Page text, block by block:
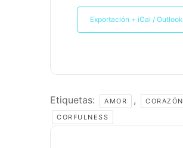
Exportación + iCal / Outlook
Etiquetas: AMOR , CORAZÓN
CORFULNESS